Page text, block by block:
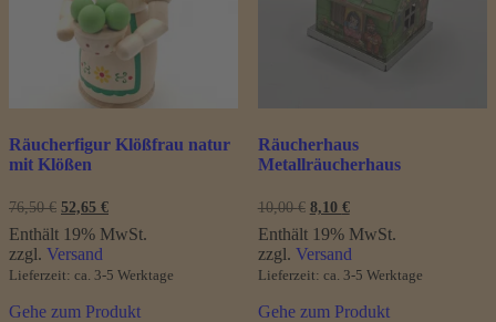
Räucherfigur Klößfrau natur
mit Klößen
76,50€ Ursprünglicher
war:
76,50 €
52,65 €Aktueller
ist:
Enthält 19% MwSt.
zzgl. Versand
Lieferzeit: ca. 3-5 Werktage
Gehe zum Produkt
Räucherhaus
Metallräucherhaus
10,00€ Ursprünglicher
war:
10,00 €
8,10 €Aktueller
ist:
8,10 €.
Enthält 19% MwSt.
zzgl. Versand
Lieferzeit: ca. 3-5 Werktage
Gehe zum Produkt